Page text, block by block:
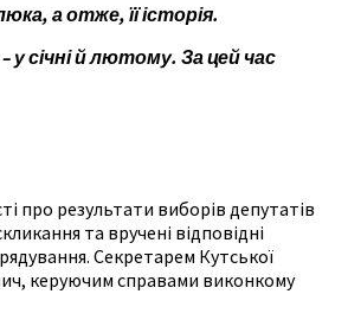
а отже, її історія.
у січні й лютому. За цей час
про результати виборів депутатів
та вручені відповідні
Секретарем Кутської
керуючим справами виконкому